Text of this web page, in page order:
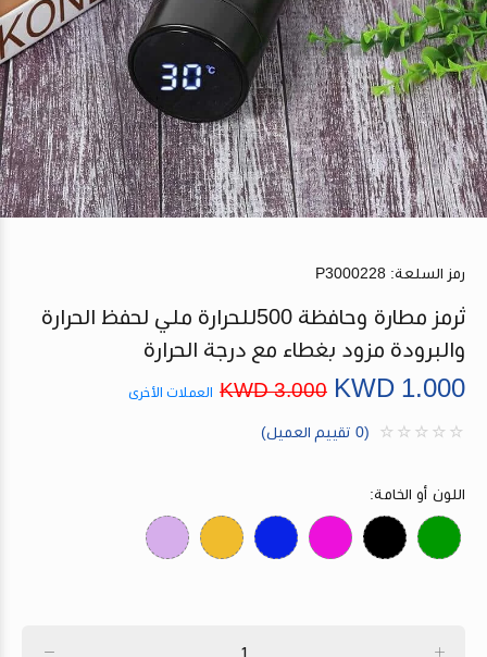
رمز السلعة:
ثرمز مطارة وحافظة 500للحرارة ملي لحفظ الحرارة
والبرودة مزود بغطاء مع درجة الحرارة
1.000
3.000
KWD العملات الأخرى
(0 تقييم العميل)
اللون أو الخامة: